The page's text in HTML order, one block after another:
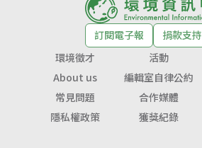
訂閱電子報
捐款支持
環境徵才
活動
About us
編輯室自律公約
常見問題
合作媒體
隱私權政策
獲獎紀錄